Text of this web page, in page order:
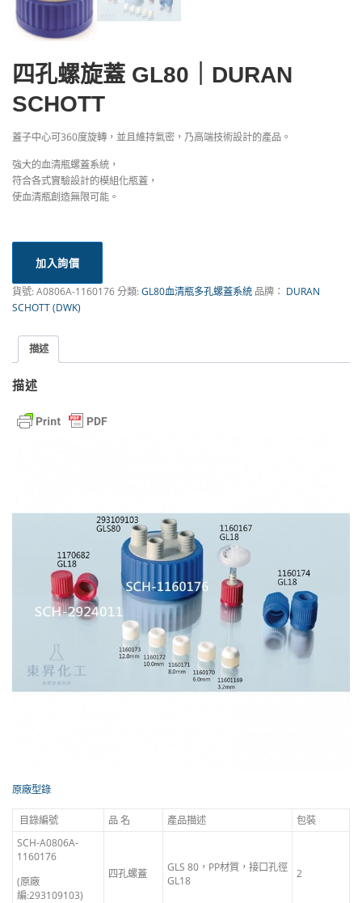
四孔螺旋蓋 GL80｜DURAN
SCHOTT
蓋子中心可360度旋轉，並且維持氣密，乃高端技術設計的產品。
強大的血清瓶螺蓋系統，
符合各式實驗設計的模組化瓶蓋，
使血清瓶創造無限可能。
加入詢價
貨號:A0806A-1160176分類:GL80血清瓶多孔螺蓋系統 品牌： DURAN
SCHOTT (DWK)
描述
描述
原廠型錄
目錄編號 品 名 產品描述
包裝
SCH-A0806A-
1160176
(原廠
編:293109103)
四孔螺蓋
GLS 80，PP材質，接口孔徑
GL18
2